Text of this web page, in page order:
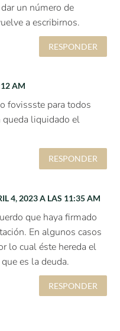
un número de
a escribirnos.
RESPONDER
AM
fovissste para todos
liquidado el
RESPONDER
4, 2023 A LAS 11:35 AM
que haya firmado
En algunos casos
lo cual éste hereda el
es la deuda.
RESPONDER